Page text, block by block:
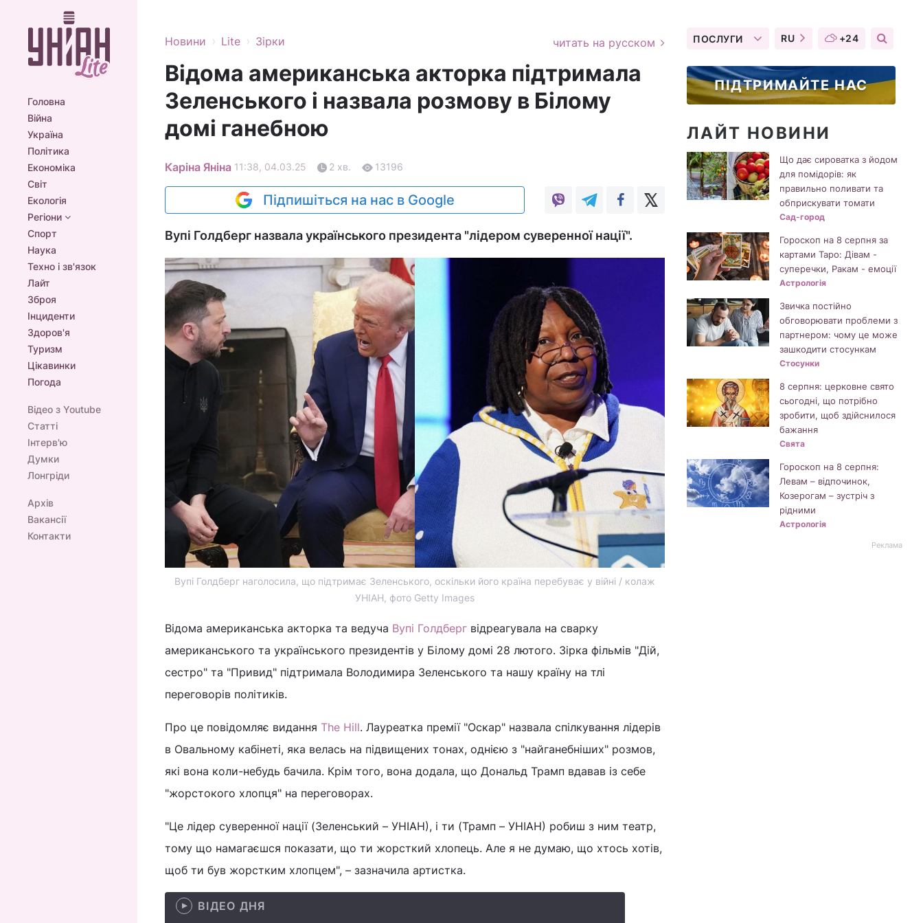
Головна
Війна
Україна
Політика
Економіка
Світ
Екологія
Регіони
Спорт
Наука
Техно і зв'язок
Лайт
Зброя
Інциденти
Здоров'я
Туризм
Цікавинки
Погода
Відео з Youtube
Статті
Інтерв'ю
Думки
Лонгріди
Архів
Вакансії
Контакти
Новини › Lite › Зірки читать на русском
Відома американська акторка підтримала
Зеленського і назвала розмову в Білому
домі ганебною
Каріна Яніна 11:38, 04.03.25 2 хв. 13196
Підпишіться на нас в Google
Вупі Голдберг назвала українського президента "лідером суверенної нації".
Вупі Голдберг наголосила, що підтримає Зеленського, оскільки його країна перебуває у війні / колаж
УНІАН, фото Getty Images
Відома американська акторка та ведуча Вупі Голдберг відреагувала на сварку
американського та українського президентів у Білому домі 28 лютого. Зірка фільмів "Дій,
сестро" та "Привид" підтримала Володимира Зеленського та нашу країну на тлі
переговорів політиків.
Про це повідомляє видання The Hill. Лауреатка премії "Оскар" назвала спілкування лідерів
в Овальному кабінеті, яка велась на підвищених тонах, однією з "найганебніших" розмов,
які вона коли-небудь бачила. Крім того, вона додала, що Дональд Трамп вдавав із себе
"жорстокого хлопця" на переговорах.
"Це лідер суверенної нації (Зеленський – УНІАН), і ти (Трамп – УНІАН) робиш з ним театр,
тому що намагаєшся показати, що ти жорсткий хлопець. Але я не думаю, що хтось хотів,
щоб ти був жорстким хлопцем", – зазначила артистка.
ВІДЕО ДНЯ
ПОСЛУГИ RU +24
ПІДТРИМАЙТЕ НАС
ЛАЙТ НОВИНИ
Що дає сироватка з йодом
для помідорів: як
правильно поливати та
обприскувати томати
Сад-город
Гороскоп на 8 серпня за
картами Таро: Дівам -
суперечки, Ракам - емоції
Астрологія
Звичка постійно
обговорювати проблеми з
партнером: чому це може
зашкодити стосункам
Стосунки
8 серпня: церковне свято
сьогодні, що потрібно
зробити, щоб здійснилося
бажання
Свята
Гороскоп на 8 серпня:
Левам – відпочинок,
Козерогам – зустріч з
рідними
Астрологія
Реклама